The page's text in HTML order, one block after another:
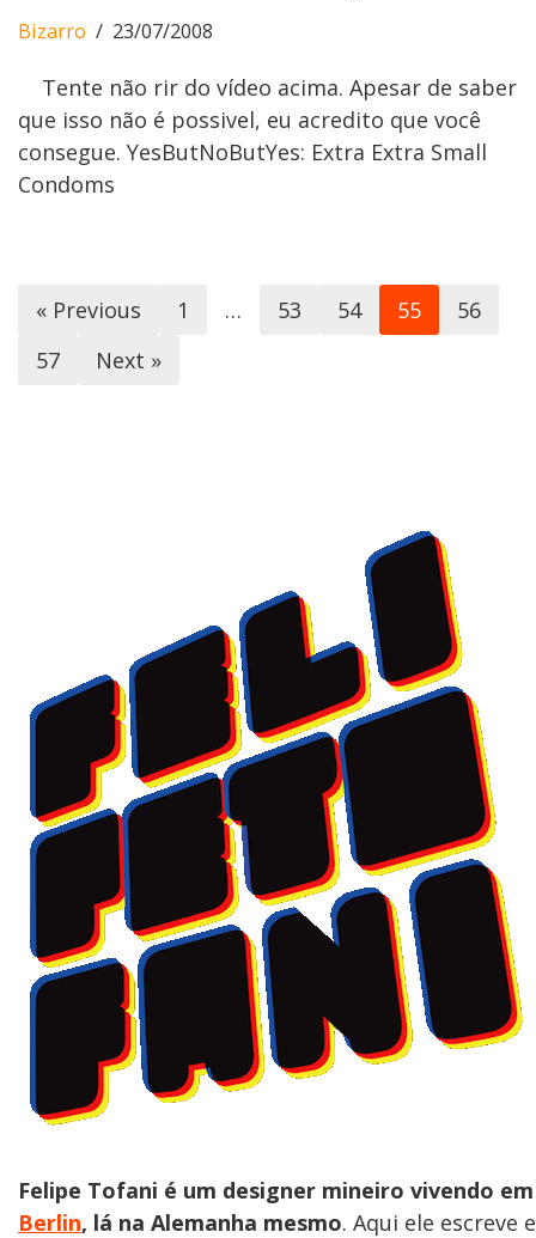
Bizarro 23/07/2008
Tente não rir do vídeo acima. Apesar de saber
que isso não é possivel, eu acredito que você
consegue. YesButNoButYes: Extra Extra Small
Condoms
« Previous 1 … 53 54 55
56
57
Next »
Felipe Tofani é um designer mineiro vivendo em
Berlin, lá na Alemanha mesmo. Aqui ele escreve e